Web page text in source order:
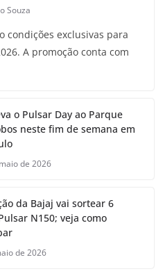
Souza
condições exclusivas para
A promoção conta com
o Pulsar Day ao Parque
neste fim de semana em
de 2026
da Bajaj vai sortear 6
N150; veja como
de 2026